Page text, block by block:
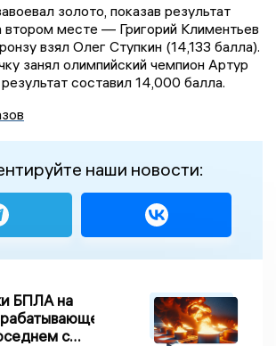
золото, показав результат
месте — Григорий Климентьев
взял Олег Ступкин (14,133 балла).
занял олимпийский чемпион Артур
составил 14,000 балла.
наши новости:
БПЛА на
с